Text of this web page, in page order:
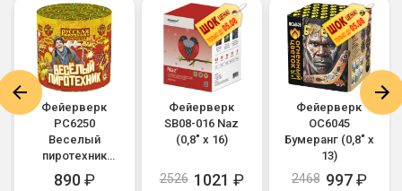
Фейерверк
РС6250
Веселый
пиротехник
(0,7" х 10)
890₽
Фейерверк
SB08-016 Naz
(0,8" х 16)
2526 1021 ₽
Фейерверк
ОС6045
Бумеранг (0,8" х
13)
2468 997₽